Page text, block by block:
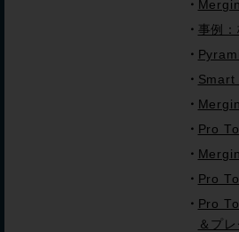
事例
Smart
Pro
Pro
Pro
＆プ